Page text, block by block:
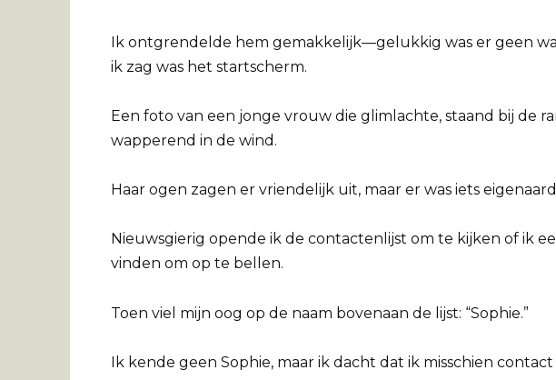
Ik ontgrendelde hem gemakkelijk—gelukkig was er geen
ik zag was het startscherm.
Een foto van een jonge vrouw die glimlachte, staand bij de
wapperend in de wind.
Haar ogen zagen er vriendelijk uit, maar er was iets
Nieuwsgierig opende ik de contactenlijst om te kijken of ik
vinden om op te bellen.
Toen viel mijn oog op de naam bovenaan de lijst: “Sophie.”
Ik kende geen Sophie, maar ik dacht dat ik misschien